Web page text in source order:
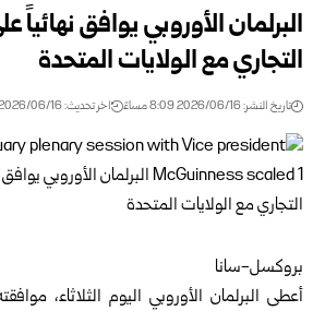
البرلمان الأوروبي يوافق نهائياً
التجاري مع الولايات المتحدة
تاريخ النشر: 2026/06/16 8:09 مساءً اخر تحديث: 2026/06/16 8:09 مساءً
بروكسل-سانا
أعطى البرلمان الأوروبي اليوم الثلاثاء،